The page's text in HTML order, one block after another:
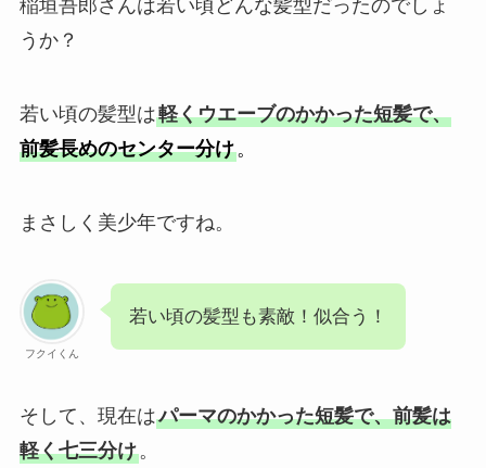
稲垣吾郎さんは若い頃どんな髪型だったのでしょ
うか？
若い頃の髪型は軽くウエーブのかかった短髪で、
前髪長めのセンター分け。
まさしく美少年ですね。
フクイくん
若い頃の髪型も素敵！似合う！
そして、現在はパーマのかかった短髪で、前髪は
軽く七三分け。